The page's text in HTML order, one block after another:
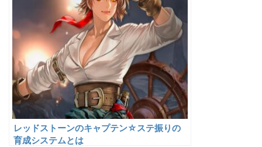
レッドストーンのキャプテン☆ステ振りの
育成システムとは